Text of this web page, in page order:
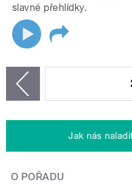
slavné přehlídky.
Jak nás
O POŘADU